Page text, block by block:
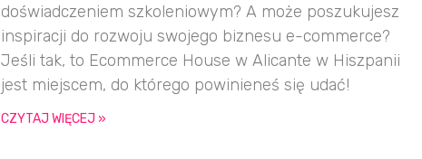
doświadczeniem szkoleniowym? A może poszukujesz
inspiracji do rozwoju swojego biznesu e-commerce?
Jeśli tak, to Ecommerce House w Alicante w Hiszpanii
jest miejscem, do którego powinieneś się udać!
CZYTAJ WIĘCEJ »